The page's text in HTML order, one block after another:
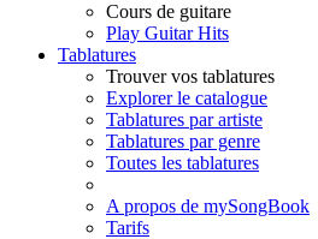
Cours de guitare
Play Guitar Hits
Tablatures
Trouver vos tablatures
Explorer le catalogue
Tablatures par artiste
Tablatures par genre
Toutes les tablatures
A propos de mySongBook
Tarifs